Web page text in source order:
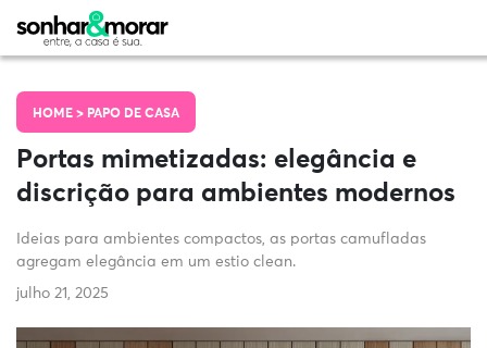
HOME > PAPO DE CASA
Portas mimetizadas: elegância e
discrição para ambientes modernos
Ideias para ambientes compactos, as portas camufladas
agregam elegância em um estio clean.
julho 21, 2025